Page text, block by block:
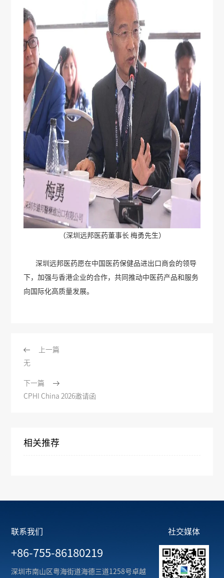
（深圳远邦医药董事长 梅勇先生）
深圳远邦医药愿在中国医药保健品进出口商会的领导
下，加强与香港企业的合作，共同推动中医药产品和服务
向国际化高质量发展。
上一篇
无
下一篇
CPHI China 2026邀请函
相关推荐
联系我们
+86-755-86180219
深圳市南山区粤海街道海德三道1258号卓越
社交媒体